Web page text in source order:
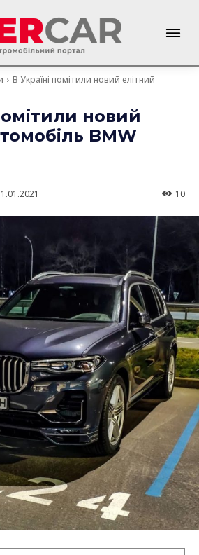
В Україні помітили новий елітний
новий
BMW
10